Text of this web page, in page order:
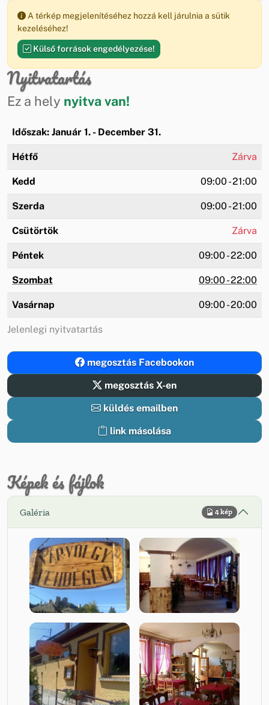
A térkép megjelenítéséhez hozzá kell járulnia a sütik
kezeléséhez!
Külső források engedélyezése!
Nyitvatartás
Ez a hely nyitva van!
Időszak: Január 1. - December 31.
Hétfő Zárva
Kedd 09:00 - 21:00
Szerda 09:00 - 21:00
Csütörtök Zárva
Péntek 09:00 - 22:00
Szombat 09:00 - 22:00
Vasárnap 09:00 - 20:00
Jelenlegi nyitvatartás
megosztás Facebookon
megosztás X-en
küldés emailben
link másolása
Képek és fájlok
Galéria 4 kép